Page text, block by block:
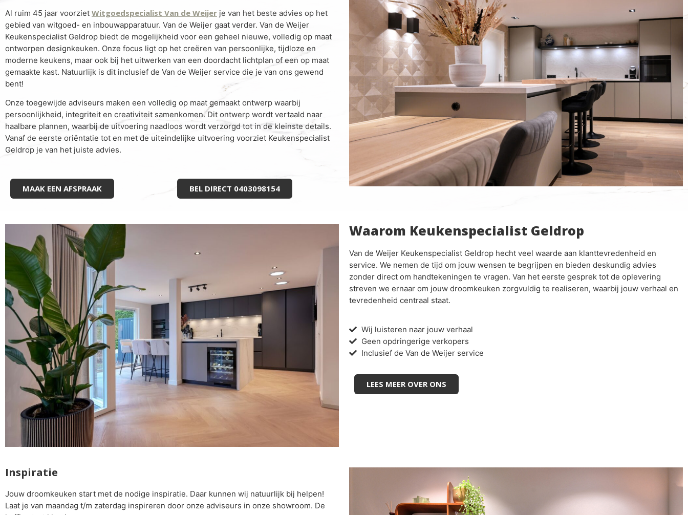
Al ruim 45 jaar voorziet Witgoedspecialist Van de Weijer je van het beste advies op het
gebied van witgoed- en inbouwapparatuur. Van de Weijer gaat verder. Van de Weijer
Keukenspecialist Geldrop biedt de mogelijkheid voor een geheel nieuwe, volledig op maat
ontworpen designkeuken. Onze focus ligt op het creëren van persoonlijke, tijdloze en
moderne keukens, maar ook bij het uitwerken van een doordacht lichtplan of een op maat
gemaakte kast. Natuurlijk is dit inclusief de Van de Weijer service die je van ons gewend
bent!
Onze toegewijde adviseurs maken een volledig op maat gemaakt ontwerp waarbij
persoonlijkheid, integriteit en creativiteit samenkomen. Dit ontwerp wordt vertaald naar
haalbare plannen, waarbij de uitvoering naadloos wordt verzorgd tot in de kleinste details.
Vanaf de eerste oriëntatie tot en met de uiteindelijke uitvoering voorziet Keukenspecialist
Geldrop je van het juiste advies.
MAAK EEN AFSPRAAK BEL DIRECT 0403098154
Waarom Keukenspecialist Geldrop
Van de Weijer Keukenspecialist Geldrop hecht veel waarde aan klanttevredenheid en
service. We nemen de tijd om jouw wensen te begrijpen en bieden deskundig advies
zonder direct om handtekeningen te vragen. Van het eerste gesprek tot de oplevering
streven we ernaar om jouw droomkeuken zorgvuldig te realiseren, waarbij jouw verhaal en
tevredenheid centraal staat.
Wij luisteren naar jouw verhaal
Geen opdringerige verkopers
Inclusief de Van de Weijer service
LEES MEER OVER ONS
Inspiratie
Jouw droomkeuken start met de nodige inspiratie. Daar kunnen wij natuurlijk bij helpen!
Laat je van maandag t/m zaterdag inspireren door onze adviseurs in onze showroom. De